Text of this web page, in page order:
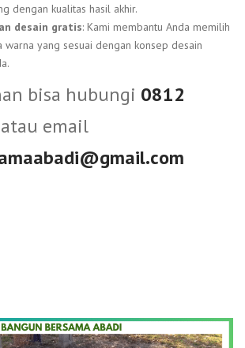
dengan kualitas hasil akhir.
desain gratis: Kami membantu Anda memilih
warna yang sesuai dengan konsep desain
bisa hubungi 0812
atau email